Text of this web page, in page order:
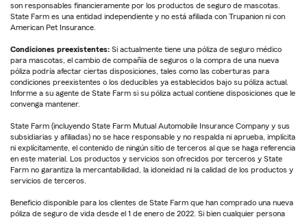
son responsables financieramente por los productos de seguro de mascotas.
State Farm es una entidad independiente y no está afiliada con Trupanion ni con
American Pet Insurance.
Condiciones preexistentes: Si actualmente tiene una póliza de seguro médico
para mascotas, el cambio de compañía de seguros o la compra de una nueva
póliza podría afectar ciertas disposiciones, tales como las coberturas para
condiciones preexistentes o los deducibles ya establecidos bajo su póliza actual.
Informe a su agente de State Farm si su póliza actual contiene disposiciones que le
convenga mantener.
State Farm (incluyendo State Farm Mutual Automobile Insurance Company y sus
subsidiarias y afiliadas) no se hace responsable y no respalda ni aprueba, implícita
ni explícitamente, el contenido de ningún sitio de terceros al que se haga referencia
en este material. Los productos y servicios son ofrecidos por terceros y State
Farm no garantiza la mercantabilidad, la idoneidad ni la calidad de los productos y
servicios de terceros.
Beneficio disponible para los clientes de State Farm que han comprado una nueva
póliza de seguro de vida desde el 1 de enero de 2022. Si bien cualquier persona